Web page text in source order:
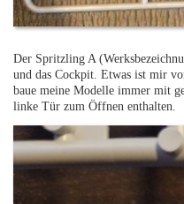
Der Spritzling A
und das Cockpit. Etwas ist mir
baue meine Modelle immer mit
linke Tür zum Öffnen enthalten.